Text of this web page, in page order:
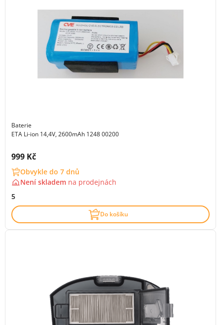
Baterie
ETA Li-ion 14,4V, 2600mAh 1248 00200
Cena s DPH:
999 Kč
Obvykle do 7 dnů
Není skladem na prodejnách
5
Do košíku